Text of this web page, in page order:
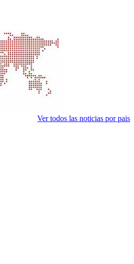
Ver todos las noticias por pais